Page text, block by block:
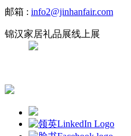
邮箱 : info2@jinhanfair.com
锦汉家居礼品展线上展